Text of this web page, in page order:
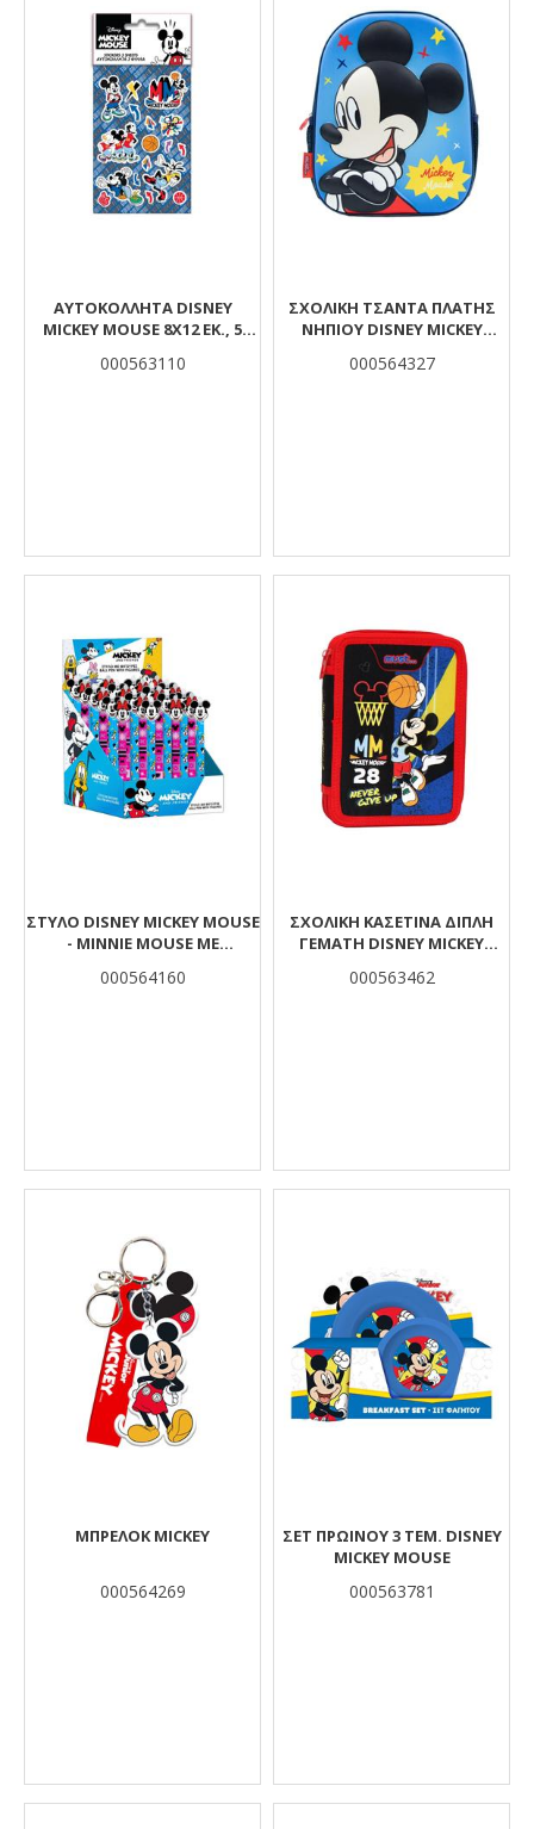
ΑΥΤΟΚΌΛΛΗΤΑ DISNEY
MICKEY MOUSE 8X12 ΕΚ., 5
000563110
ΣΧΟΛΙΚΉ ΤΣΆΝΤΑ ΠΛΆΤΗΣ
ΝΗΠΊΟΥ DISNEY MICKEY
000564327
ΣΤΥΛΌ DISNEY MICKEY MOUSE
- MINNIE MOUSE ΜΕ
000564160
ΣΧΟΛΙΚΉ ΚΑΣΕΤΊΝΑ ΔΙΠΛΉ
ΓΕΜΆΤΗ DISNEY MICKEY
000563462
ΜΠΡΕΛΟΚ MICKEY
000564269
ΣΕΤ ΠΡΩΙΝΟΎ 3 ΤΕΜ. DISNEY
MICKEY MOUSE
000563781